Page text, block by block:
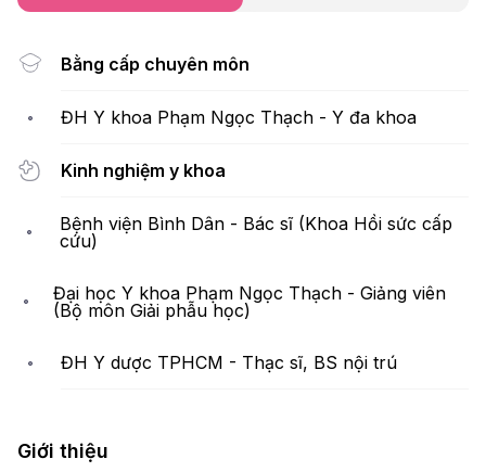
Bằng cấp chuyên môn
ĐH Y khoa Phạm Ngọc Thạch - Y đa khoa
Kinh nghiệm y khoa
Bệnh viện Bình Dân - Bác sĩ (Khoa Hồi sức cấp
cứu)
Đại học Y khoa Phạm Ngọc Thạch - Giảng viên
(Bộ môn Giải phẫu học)
ĐH Y dược TPHCM - Thạc sĩ, BS nội trú
Giới thiệu